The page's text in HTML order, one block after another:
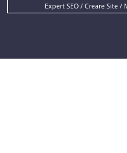
Expert SEO / Creare Site /